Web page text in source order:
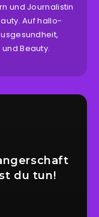
und Journalistin
Auf hallo-
Beauty.
du tun!